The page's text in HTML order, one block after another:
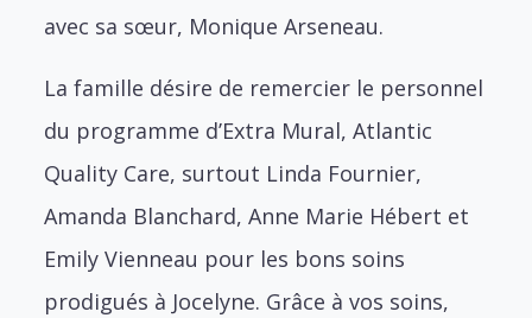
avec sa sœur, Monique Arseneau.
La famille désire de remercier le personnel
du programme d’Extra Mural, Atlantic
Quality Care, surtout Linda Fournier,
Amanda Blanchard, Anne Marie Hébert et
Emily Vienneau pour les bons soins
prodigués à Jocelyne. Grâce à vos soins,